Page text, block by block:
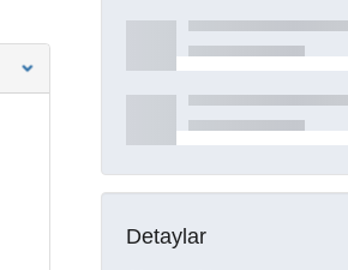
Detaylar